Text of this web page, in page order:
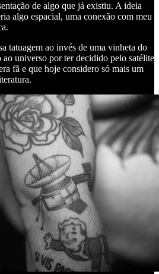
de algo que já existiu. A ideia
algo espacial, uma conexão com meu
tatuagem ao invés de uma vinheta do
universo por ter decidido pelo satélite
fã e que hoje considero só mais um